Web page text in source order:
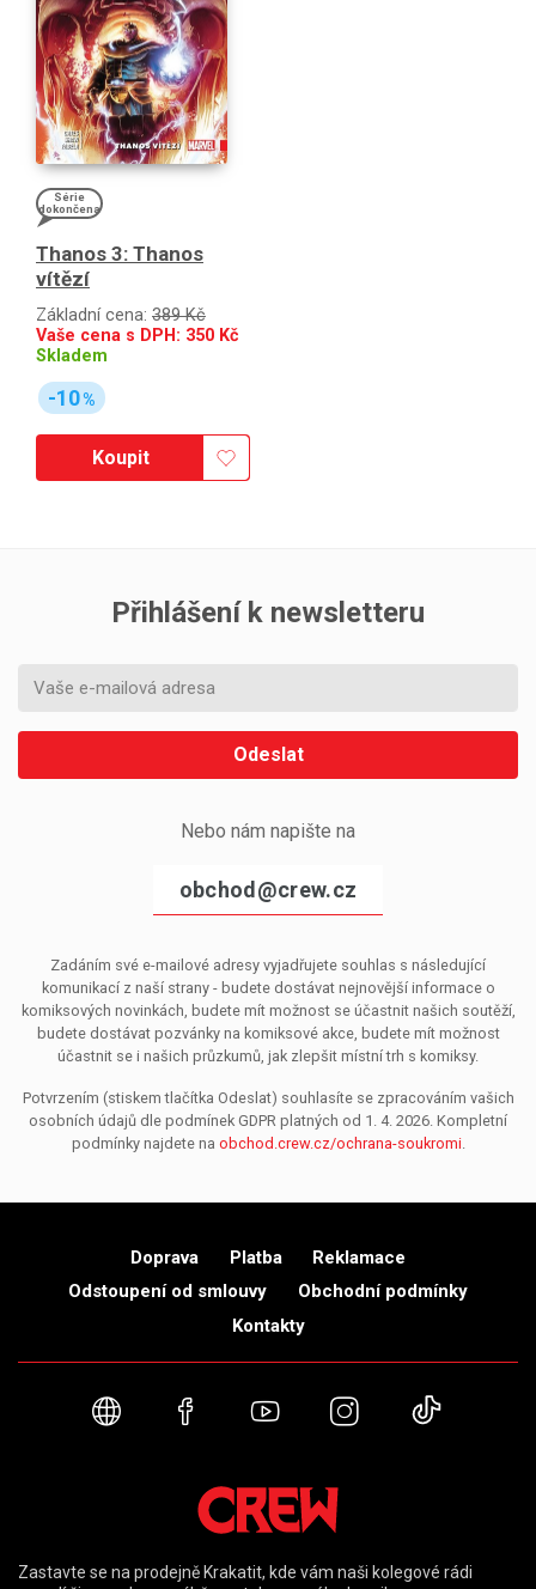
Série
dokončena
Thanos 3: Thanos
vítězí
Základní cena: 389 Kč
Vaše cena s DPH: 350 Kč
Skladem
-10%
Koupit
Přihlášení k newsletteru
Odeslat
Nebo nám napište na
obchod@crew.cz
Zadáním své e-mailové adresy vyjadřujete souhlas s následující
komunikací z naší strany - budete dostávat nejnovější informace o
komiksových novinkách, budete mít možnost se účastnit našich soutěží,
budete dostávat pozvánky na komiksové akce, budete mít možnost
účastnit se i našich průzkumů, jak zlepšit místní trh s komiksy.
Potvrzením (stiskem tlačítka Odeslat) souhlasíte se zpracováním vašich
osobních údajů dle podmínek GDPR platných od 1. 4. 2026. Kompletní
podmínky najdete na obchod.crew.cz/ochrana-soukromi.
Doprava Platba
Reklamace
Odstoupení od smlouvy
Obchodní podmínky
Kontakty
Webové stránky
FacebookYouTubeInstagram
Zastavte se na prodejně Krakatit, kde vám naši kolegové rádi